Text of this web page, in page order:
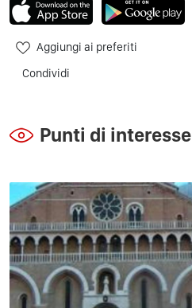
Aggiungi ai preferiti
Condividi
Punti di interesse